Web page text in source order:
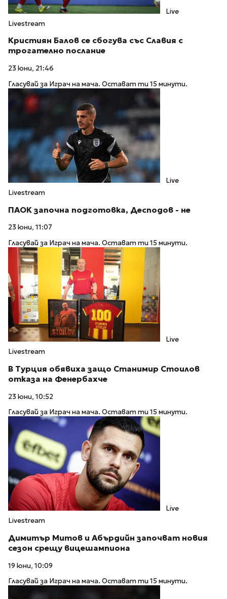
Live
Livestream
Кристиян Балов се сбогува със Славия с
трогателно послание
23 юни, 21:46
Гласувай за Играч на мача. Остават ти 15 минути.
Live
Livestream
ПАОК започна подготовка, Десподов - не
23 юни, 11:07
Гласувай за Играч на мача. Остават ти 15 минути.
Live
Livestream
В Турция обявиха защо Станимир Стоилов
отказа на Фенербахче
23 юни, 10:52
Гласувай за Играч на мача. Остават ти 15 минути.
Live
Livestream
Димитър Митов и Абърдийн започват новия
сезон срещу вицешампиона
19 юни, 10:09
Гласувай за Играч на мача. Остават ти 15 минути.